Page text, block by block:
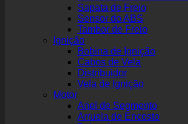
Sapata de Freio
Sensor do ABS
Tambor de Freio
Ignição
Bobina de Ignição
Cabos de Vela
Distribuidor
Vela de Ignição
Motor
Anel de Segmento
Arruela de Encosto